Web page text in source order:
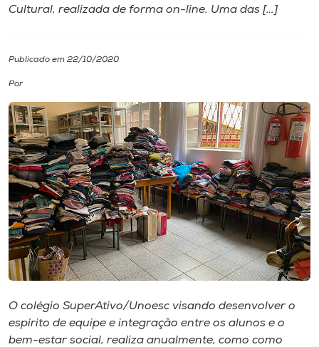
Diplomados
Biblioteca
Editora
Rádio
Museu
Unoesc
Store
Cultural, realizada de forma on-line. Uma das […]
Publicado em 22/10/2020
Por
O colégio SuperAtivo/Unoesc visando desenvolver o
espírito de equipe e integração entre os alunos e o
bem-estar social, realiza anualmente, como como